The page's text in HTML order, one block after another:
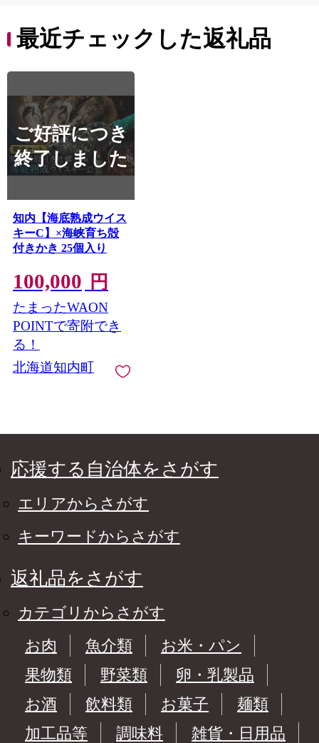
最近チェックした返礼品
ご好評につき
終了しました
知内【海底熟成ウイス
キーC】×海峡育ち殻
付きかき 25個入り
100,000 円
たまったWAON
POINTで寄附でき
る！
北海道知内町
応援する自治体をさがす
エリアからさがす
キーワードからさがす
返礼品をさがす
カテゴリからさがす
お肉
魚介類
お米・パン
果物類
野菜類
卵・乳製品
お酒
飲料類 お菓子
麺類
加工品等
調味料
雑貨・日用品